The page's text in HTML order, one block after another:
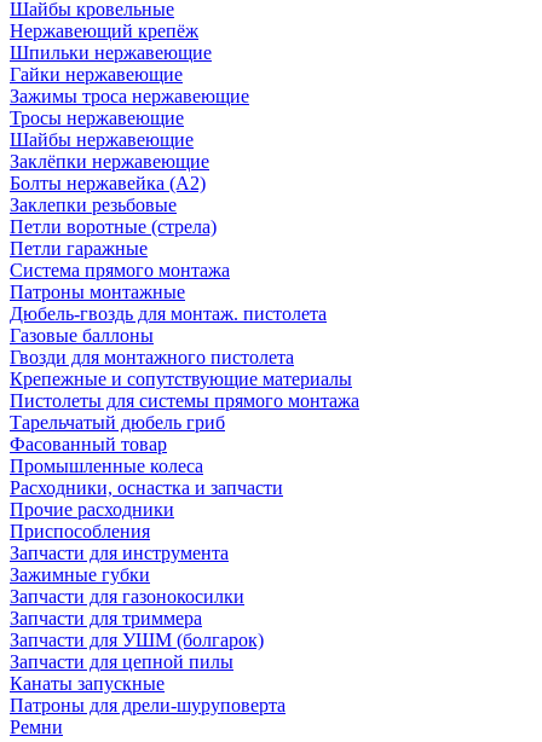
Шайбы кровельные
Нержавеющий крепёж
Шпильки нержавеющие
Гайки нержавеющие
Зажимы троса нержавеющие
Тросы нержавеющие
Шайбы нержавеющие
Заклёпки нержавеющие
Болты нержавейка (А2)
Заклепки резьбовые
Петли воротные (стрела)
Петли гаражные
Система прямого монтажа
Патроны монтажные
Дюбель-гвоздь для монтаж. пистолета
Газовые баллоны
Гвозди для монтажного пистолета
Крепежные и сопутствующие материалы
Пистолеты для системы прямого монтажа
Тарельчатый дюбель гриб
Фасованный товар
Промышленные колеса
Расходники, оснастка и запчасти
Прочие расходники
Приспособления
Запчасти для инструмента
Зажимные губки
Запчасти для газонокосилки
Запчасти для триммера
Запчасти для УШМ (болгарок)
Запчасти для цепной пилы
Канаты запускные
Патроны для дрели-шуруповерта
Ремни